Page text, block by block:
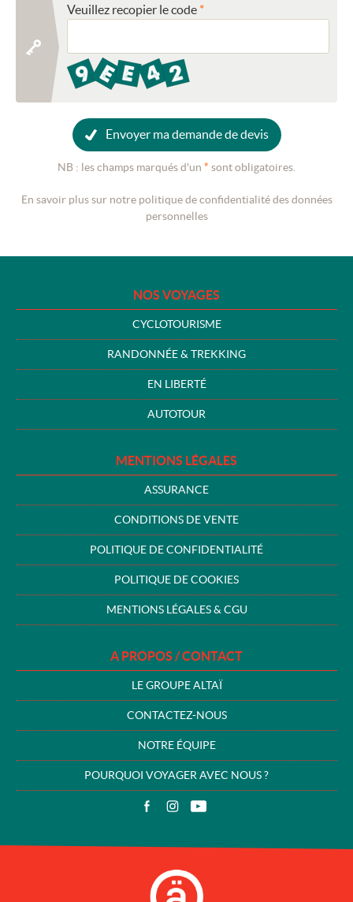
Veuillez recopier le code
Envoyer ma demande de devis
NB : les champs marqués d'un * sont obligatoires.
En savoir plus sur notre politique de confidentialité des données
personnelles
NOS VOYAGES
CYCLOTOURISME
RANDONNÉE & TREKKING
EN LIBERTÉ
AUTOTOUR
MENTIONS LÉGALES
ASSURANCE
CONDITIONS DE VENTE
POLITIQUE DE CONFIDENTIALITÉ
POLITIQUE DE COOKIES
MENTIONS LÉGALES & CGU
A PROPOS / CONTACT
LE GROUPE ALTAÏ
CONTACTEZ-NOUS
NOTRE ÉQUIPE
POURQUOI VOYAGER AVEC NOUS ?